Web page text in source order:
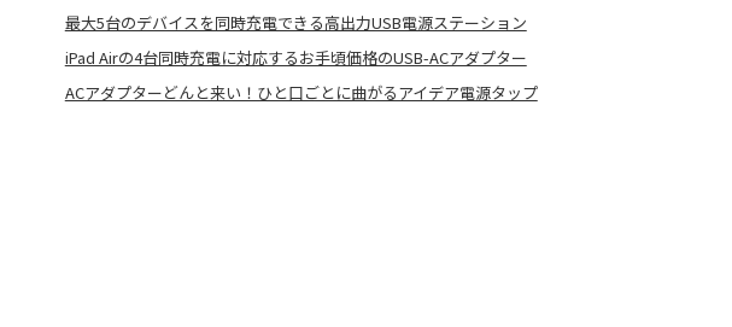
最大5台のデバイスを同時充電できる高出力USB電源ステーション
iPad Airの4台同時充電に対応するお手頃価格のUSB-ACアダプター
ACアダプターどんと来い！ひと口ごとに曲がるアイデア電源タップ